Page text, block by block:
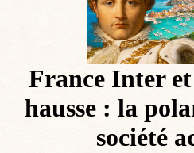
France Inter
hausse : la
société